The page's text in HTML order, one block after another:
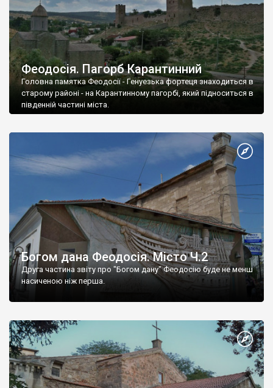
Феодосія. Пагорб Карантинний
Головна памятка Феодосії - Генуезька фортеця знаходиться в
старому районі - на Карантинному пагорбі, який підноситься в
південній частині міста.
Богом дана Феодосія. Місто Ч.2
Друга частина звіту про "Богом дану" Феодосію буде не менш
насиченою ніж перша.